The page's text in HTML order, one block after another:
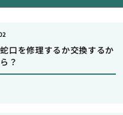
口を修理するか交換するか
？